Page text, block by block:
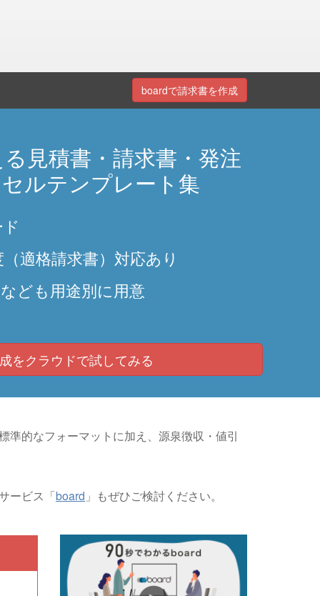
boardで請求書を作成
見積書・請求書・発注
ルテンプレート集
適格請求書）対応あり
ども用途別に用意
をクラウドで試してみる
準的なフォーマットに加え、源泉徴収・値引
ービス「board 」もぜひご検討ください。